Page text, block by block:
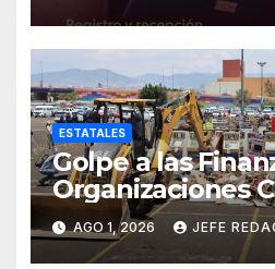
ESTATALES
Golpe a las
Organizaciones
Operativos
AGO 1, 2026 JEFE